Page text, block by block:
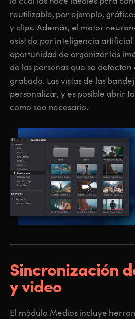
reutilizable, por ejemplo,
y clips. Además, el motor
asistido por inteligencia artificial
oportunidad de organizar las
de las personas que se
grabado. Las vistas de las
personalizar, y es posible abrir
como sea necesario.
Sincronización
y video
El módulo Medios incluye